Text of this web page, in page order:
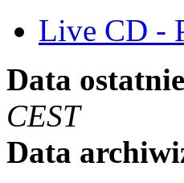
Live CD -
Data
CEST
Data